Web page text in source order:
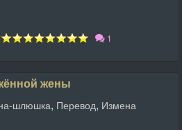
1
жены
шлюшка, Перевод, Измена